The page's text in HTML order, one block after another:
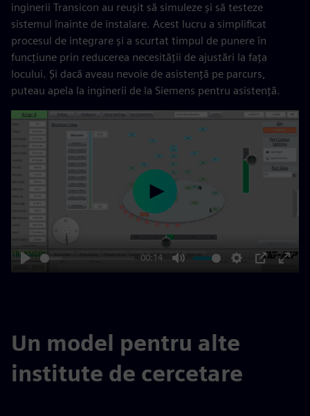
inginerii Transicon au reușit să simuleze și să testeze
sistemul înainte de instalare. Acest lucru a simplificat
procesul de integrare și a scurtat timpul de punere în
funcțiune prin reducerea necesității de ajustări la fața
locului. Și dacă aveau nevoie de asistență pe parcurs,
puteau apela la inginerii de la Siemens pentru asistență.
Play
00:14
Mute Settings
PIP
Play
Un model pentru alte
institute de cercetare